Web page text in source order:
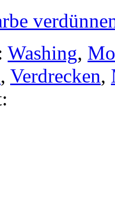
Washing,
, Verdrecken,